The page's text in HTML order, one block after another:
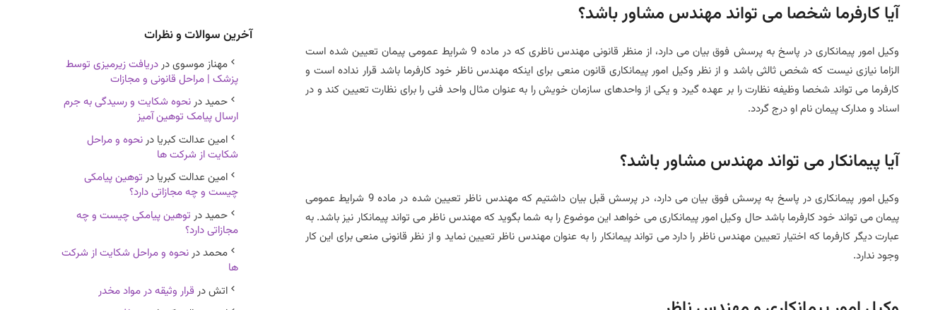
آیا کارفرما شخصا می تواند مهندس مشاور باشد؟
وکیل امور پیمانکاری در پاسخ به پرسش فوق بیان می دارد، از منظر قانونی مهندس ناظری که در ماده 9 شرایط عمومی پیمان تعیین شده است
الزاما نیازی نیست که شخص ثالثی باشد و از نظر وکیل امور پیمانکاری قانون منعی برای اینکه مهندس ناظر خود کارفرما باشد قرار نداده است و
کارفرما می تواند شخصا وظیفه نظارت را بر عهده گیرد و یکی از واحدهای سازمان خویش را به عنوان مثال واحد فنی را برای نظارت تعیین کند و در
اسناد و مدارک پیمان نام او درج گردد.
آیا پیمانکار می تواند مهندس مشاور باشد؟
وکیل امور پیمانکاری در پاسخ به پرسش فوق بیان می دارد، در پرسش قبل بیان داشتیم که مهندس ناظر تعیین شده در ماده 9 شرایط عمومی
پیمان می تواند خود کارفرما باشد حال وکیل امور پیمانکاری می خواهد این موضوع را به شما بگوید که مهندس ناظر می تواند پیمانکار نیز باشد. به
عبارت دیگر کارفرما که اختیار تعیین مهندس ناظر را دارد می تواند پیمانکار را به عنوان مهندس ناظر تعیین نماید و از نظر قانونی منعی برای این کار
وجود ندارد.
آخرین سوالات و نظرات
مهناز موسوىدر دریافت زیرمیزی توسط
پزشک | مراحل قانونی و مجازات
حمیددرنحوه شکایت و رسیدگی به جرم
ارسال پیامک توهین آمیز
امین عدالت کبریا در نحوه و مراحل
شکایت از شرکت ها
امین عدالت کبریا در توهین پیامکی
چیست و چه مجازاتی دارد؟
حمیددر توهین پیامکی چیست و چه
مجازاتی دارد؟
محمددرنحوه و مراحل شکایت از شرکت
ها
اتشدر قرار وثیقه در مواد مخدر